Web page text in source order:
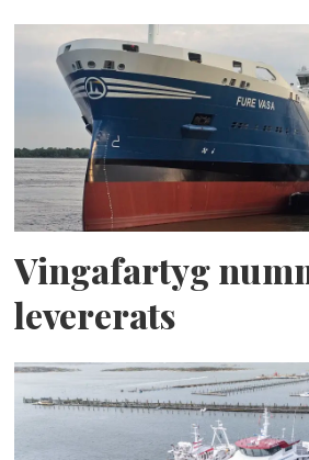
Vingafartyg
levererats